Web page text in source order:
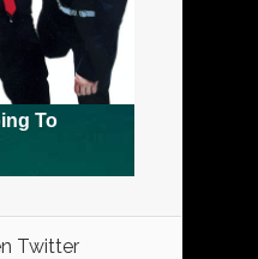
Twitter